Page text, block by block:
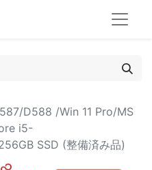
D588 /Win 11 Pro/MS
i5-
SSD (整備済み品)